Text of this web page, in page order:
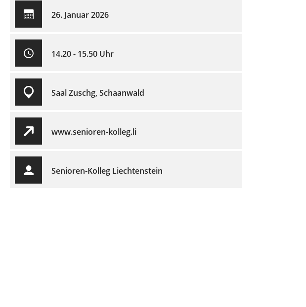
26. Januar 2026
14.20 - 15.50 Uhr
Saal Zuschg, Schaanwald
www.senioren-kolleg.li
Senioren-Kolleg Liechtenstein